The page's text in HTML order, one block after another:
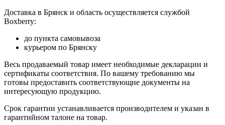
Доставка в Брянск и область осуществляется службой
Boxberry:
до пункта самовывоза
курьером по Брянску
Весь продаваемый товар имеет необходимые декларации и
сертификаты соответствия. По вашему требованию мы
готовы предоставить соответствующие документы на
интересующую продукцию.
Срок гарантии устанавливается производителем и указан в
гарантийном талоне на товар.